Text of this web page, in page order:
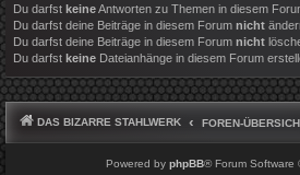
Du darfst keineAntworten zu Themen in diesem
Du darfst deine Beiträge in diesem Forum nicht
Du darfst deine Beiträge in diesem Forum nicht
Du darfst keine Dateianhänge in diesem Forum
DAS BIZARRE STAHLWERK FOREN-
Powered by phpBB® Forum Software